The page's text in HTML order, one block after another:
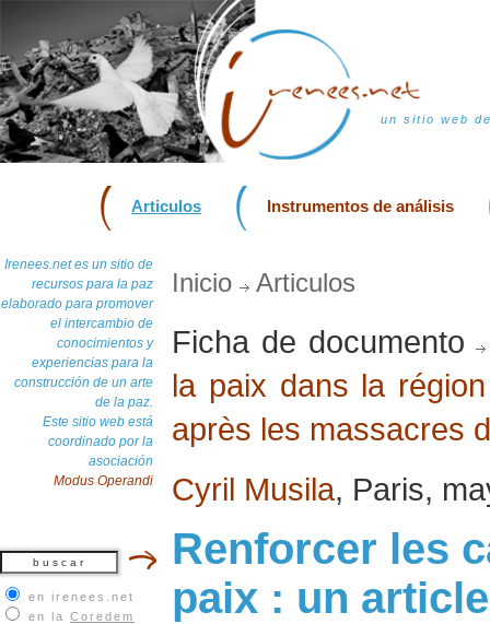
un sitio web
Articulos Instrumentos de análisis
Irenees.net es un sitio de
recursos para la paz
elaborado para promover
el intercambio de
conocimientos y
experiencias para la
construcción de un arte
de la paz.
Este sitio web está
coordinado por la
asociación
Modus Operandi
en irenees.net
en la Coredem
Inicio Articulos
Ficha de documento
la paix dans la
après les massacres
Cyril Musila, Paris,
Renforcer les
paix : un